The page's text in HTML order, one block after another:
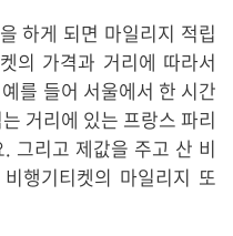
하게 되면 마일리지 적립
의 가격과 거리에 따라서
를 들어 서울에서 한 시간
거리에 있는 프랑스 파리
그리고 제값을 주고 산 비
행기티켓의 마일리지 또